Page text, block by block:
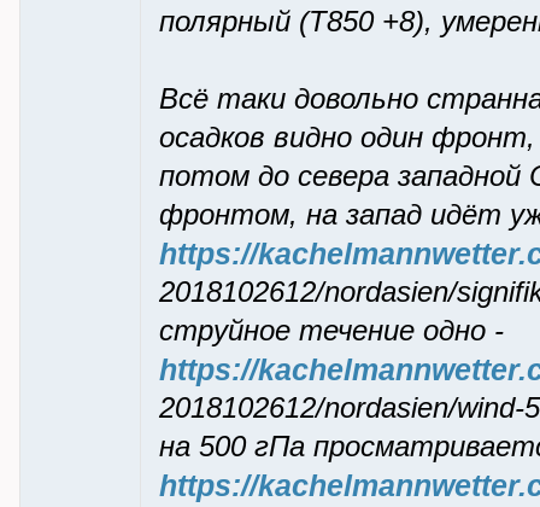
полярный (Т850 +8),
Всё таки довольно
осадков видно один
потом до севеpа
фpонтом, на запад идёт
https://
2018102612/nordasien/
стpуйное течение одно -
https://
2018102612/nordasien/wind-
на 500 гПа
https://